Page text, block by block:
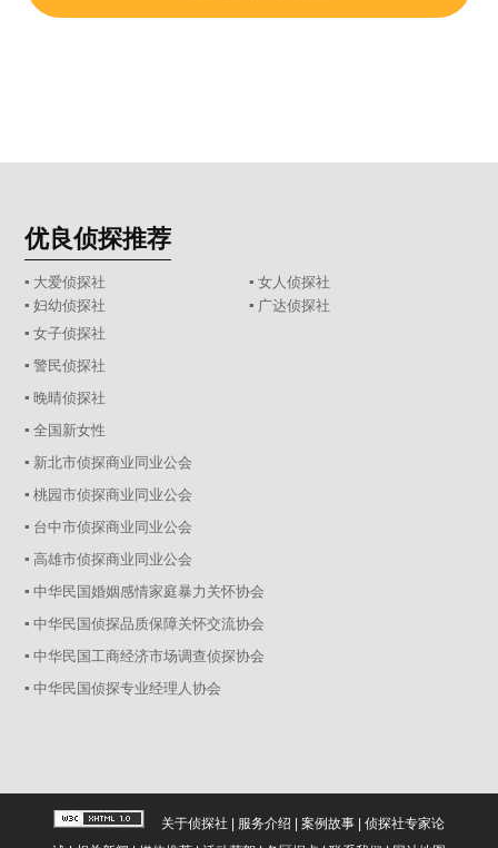
优良侦探推荐
▪ 大爱侦探社
▪ 女人侦探社
▪ 妇幼侦探社
▪ 广达侦探社
▪ 女子侦探社
▪ 警民侦探社
▪ 晚晴侦探社
▪ 全国新女性
▪ 新北市侦探商业同业公会
▪ 桃园市侦探商业同业公会
▪ 台中市侦探商业同业公会
▪ 高雄市侦探商业同业公会
▪ 中华民国婚姻感情家庭暴力关怀协会
▪ 中华民国侦探品质保障关怀交流协会
▪ 中华民国工商经济市场调查侦探协会
▪ 中华民国侦探专业经理人协会
关于侦探社 | 服务介绍 | 案例故事| 侦探社专家论